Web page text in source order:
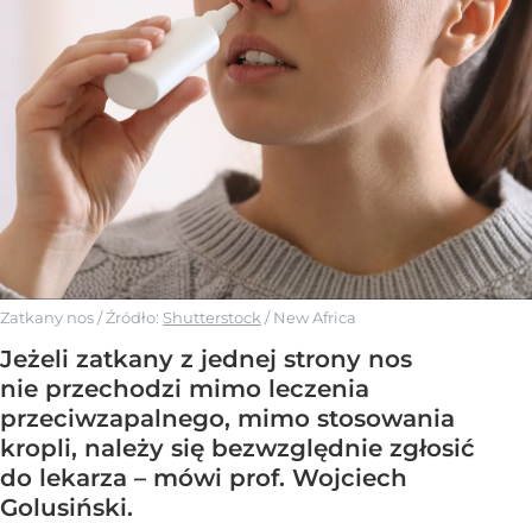
Zatkany nos/ Źródło: Shutterstock /New Africa
Jeżeli zatkany z jednej strony nos
nie przechodzi mimo leczenia
przeciwzapalnego, mimo stosowania
kropli, należy się bezwzględnie zgłosić
do lekarza – mówi prof. Wojciech
Golusiński.